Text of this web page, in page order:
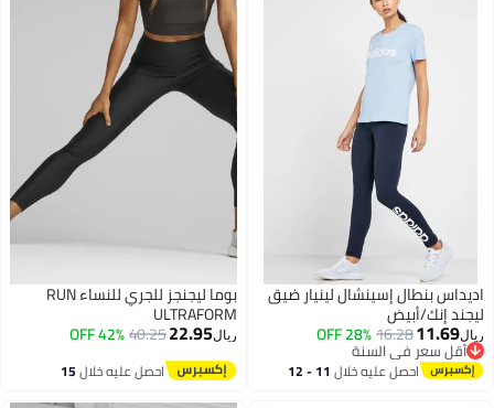
اديداس بنطال إسينشال لينيار ضيق
ليجند إنك/أبيض
ريال11.69
16.28
28% OFF
أقل سعر في السنة
أقل سعر في السنة
احصل عليه خلال 11 - 12
بوما ليجنجز للجري للنساء RUN
ULTRAFORM
ريال22.95
40.25
42% OFF
احصل عليه خلال15